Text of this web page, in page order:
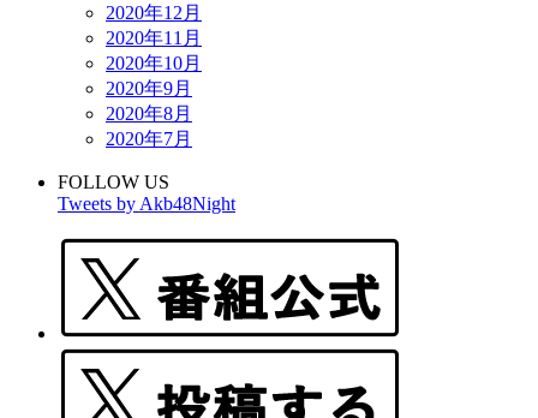
2020年12月
2020年11月
2020年10月
2020年9月
2020年8月
2020年7月
FOLLOW US
Tweets by Akb48Night